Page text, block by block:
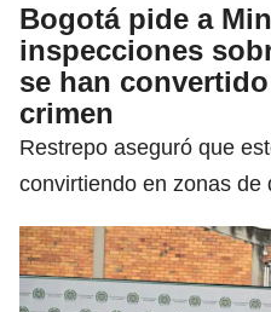
Bogotá pide a
inspecciones
se han
crimen
Restrepo aseguró que
convirtiendo en zonas de